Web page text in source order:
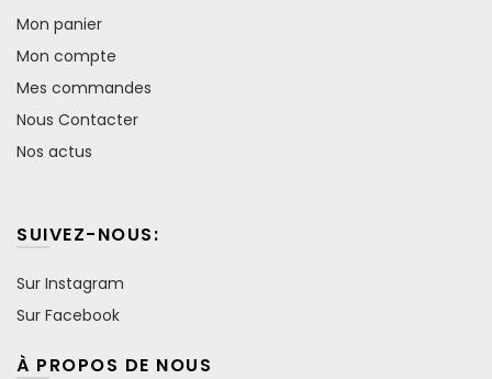
Mon panier
Mon compte
Mes commandes
Nous Contacter
Nos actus
SUIVEZ-NOUS:
Sur Instagram
Sur Facebook
À PROPOS DE NOUS